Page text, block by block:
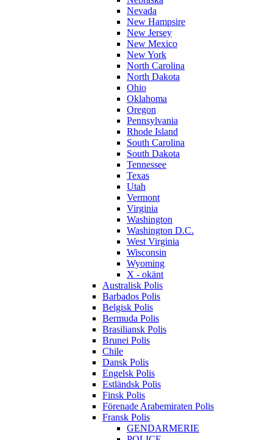
Nevada
New Hampsire
New Jersey
New Mexico
New York
North Carolina
North Dakota
Ohio
Oklahoma
Oregon
Pennsylvania
Rhode Island
South Carolina
South Dakota
Tennessee
Texas
Utah
Vermont
Virginia
Washington
Washington D.C.
West Virginia
Wisconsin
Wyoming
X - okänt
Australisk Polis
Barbados Polis
Belgisk Polis
Bermuda Polis
Brasiliansk Polis
Brunei Polis
Chile
Dansk Polis
Engelsk Polis
Estländsk Polis
Finsk Polis
Förenade Arabemiraten Polis
Fransk Polis
GENDARMERIE